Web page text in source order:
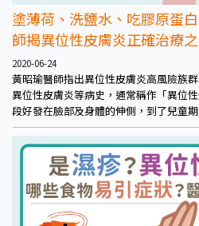
塗薄荷、洗鹽水、吃膠原蛋
師揭異位性皮膚炎正確治療
2020-06-24
黃昭瑜醫師指出異位性皮膚炎高風險族
異位性皮膚炎等病史，通常稱作「異位
段好發在臉部及身體的伸側，到了兒童
腋下等處，很多患者認為皮膚癢可以自
類降低搔癢感、鹽水盥洗、馬鈴薯塗抹
瑜提醒其實以上方法都沒有經過醫學根
免因此接觸到過敏來源，還是要及早就